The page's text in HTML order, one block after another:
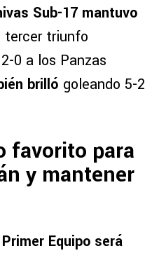
Sub-17 mantuvo
tercer triunfo
0 a los Panzas
brilló goleando 5-2
favorito para
y mantener
Equipo será